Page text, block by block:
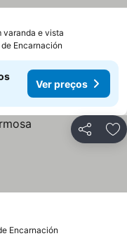
varanda e vista
Encarnación
Ver preços
Partilhar
Encarnación